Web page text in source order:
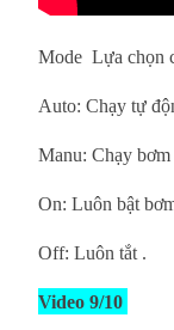
Mode Lựa chọn
Auto: Chạy tự
Manu: Chạy bơm
On: Luôn bật
Off: Luôn tắt .
Video 9/10